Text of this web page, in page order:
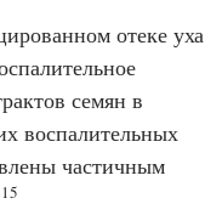
отеке уха
семян в
воспалительных
частичным
15